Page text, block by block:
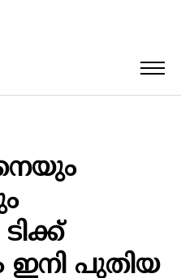
ഇനി പുതിയ